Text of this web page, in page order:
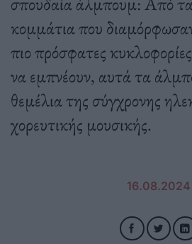
κομμάτια που
πιο πρόσφατες
να εμπνέουν, αυτά τα
θεμέλια της σύγχρονης
χορευτικής μουσικής.
16.08.2024